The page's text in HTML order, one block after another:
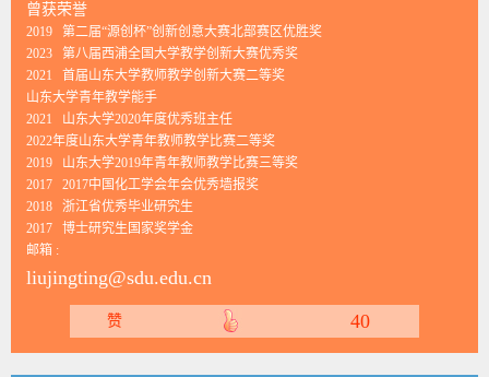
曾获荣誉
2019 第二届“源创杯”创新创意大赛北部赛区优胜奖
2023 第八届西浦全国大学教学创新大赛优秀奖
2021 首届山东大学教师教学创新大赛二等奖
山东大学青年教学能手
2021 山东大学2020年度优秀班主任
2022年度山东大学青年教师教学比赛二等奖
2019 山东大学2019年青年教师教学比赛三等奖
2017 2017中国化工学会年会优秀墙报奖
2018 浙江省优秀毕业研究生
2017 博士研究生国家奖学金
邮箱 :
liujingting@sdu.edu.cn
赞 40